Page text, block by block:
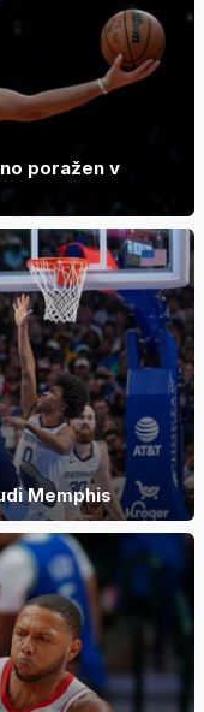
poražen v
Memphis